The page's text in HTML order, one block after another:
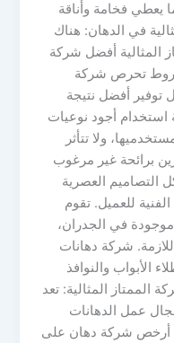
يعطي فخامة وأناقة
في الدهان: هناك
المثالية أفضل شركة
تحرص شركة
توفير أفضل نتيجة
أجود نوعيات
ولا تتأثر
برائحة غير مرغوب
العصرية
للعميل. تقوم
في الجدران،
شركة دهانات
الأبواب والنوافذ
الممتاز المثالية: تعد
عمل الدهانات
أرخص شركة دهان على